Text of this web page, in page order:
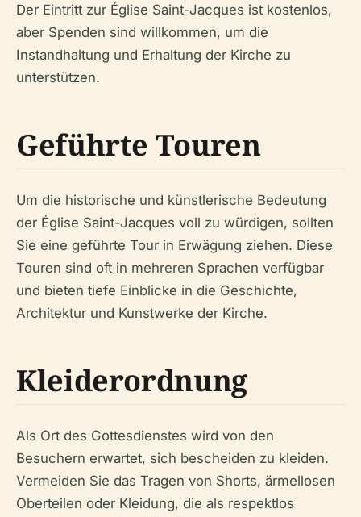
Der Eintritt zur Église Saint-Jacques ist kostenlos,
aber Spenden sind willkommen, um die
Instandhaltung und Erhaltung der Kirche zu
unterstützen.
Geführte Touren
Um die historische und künstlerische Bedeutung
der Église Saint-Jacques voll zu würdigen, sollten
Sie eine geführte Tour in Erwägung ziehen. Diese
Touren sind oft in mehreren Sprachen verfügbar
und bieten tiefe Einblicke in die Geschichte,
Architektur und Kunstwerke der Kirche.
Kleiderordnung
Als Ort des Gottesdienstes wird von den
Besuchern erwartet, sich bescheiden zu kleiden.
Vermeiden Sie das Tragen von Shorts, ärmellosen
Oberteilen oder Kleidung, die als respektlos